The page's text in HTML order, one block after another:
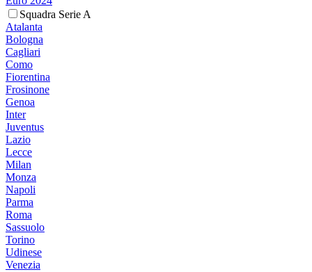
Squadra Serie A
Atalanta
Bologna
Cagliari
Como
Fiorentina
Frosinone
Genoa
Inter
Juventus
Lazio
Lecce
Milan
Monza
Napoli
Parma
Roma
Sassuolo
Torino
Udinese
Venezia